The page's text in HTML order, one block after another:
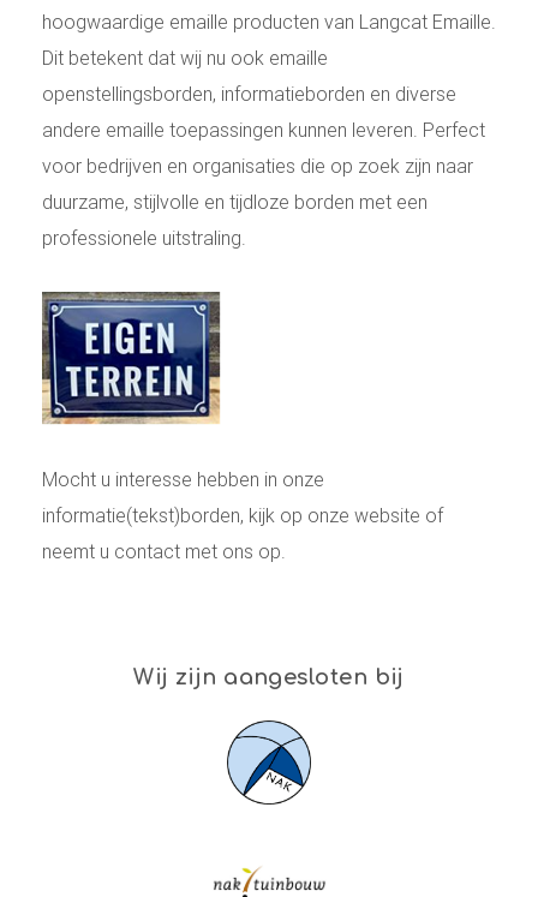
hoogwaardige emaille producten van Langcat Emaille.
Dit betekent dat wij nu ook emaille
openstellingsborden, informatieborden en diverse
andere emaille toepassingen kunnen leveren. Perfect
voor bedrijven en organisaties die op zoek zijn naar
duurzame, stijlvolle en tijdloze borden met een
professionele uitstraling.
Mocht u interesse hebben in onze
informatie(tekst)borden, kijk op onze website of
neemt u contact met ons op.
Wij zijn aangesloten bij